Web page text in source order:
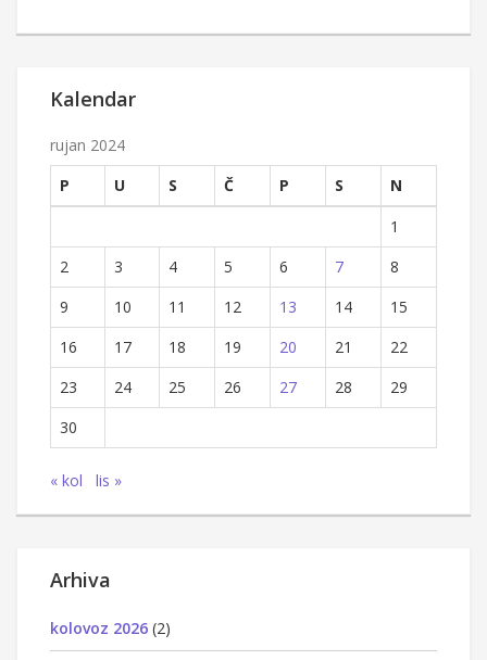
Kalendar
rujan 2024
P
U S Č P S
N
1
2
3 4 5 6 7
8
9
10 11 12 13 14
15
16
17 18 19 20 21
22
23
24 25 26 27 28
29
30
« kol lis »
Arhiva
kolovoz 2026 (2)